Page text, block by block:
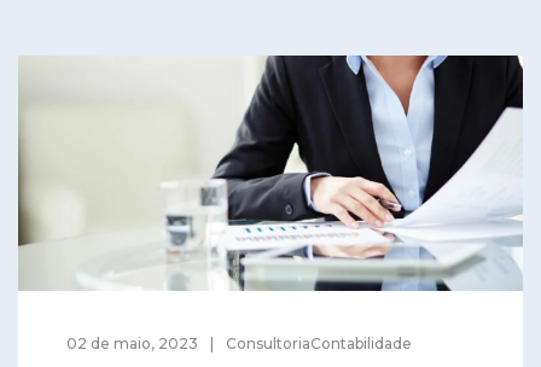
02 de maio, 2023 ConsultoriaContabilidade